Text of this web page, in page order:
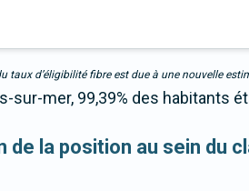
taux d’éligibilité fibre est due à une nouvelle
sur-mer, 99,39% des habitants
de la position au sein du